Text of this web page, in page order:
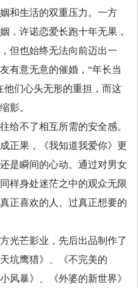
和生活的双重压力。一方
，许诺恋爱长跑十年无果，
但也始终无法向前迈出一
有意无意的催婚，“年长当
他们心头无形的重担，而这
影。
给不了相互所需的安全感。
正果，《我知道我爱你》更
是瞬间的心动。通过对男女
样身处迷茫之中的观众无限
正喜欢的人、过真正想要的
光芒影业，先后出品制作了
坑鹰猎》、《不完美的
风暴》、《外婆的新世界》